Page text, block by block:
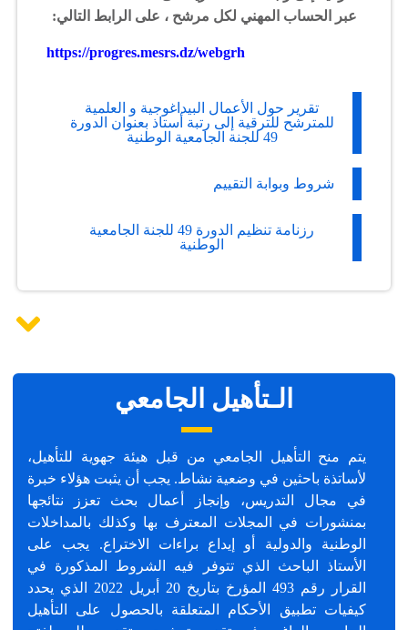
عبر الحساب المهني لكل مرشح ، على الرابط التالي:
https://progres.mesrs.dz/webgrh
تقرير حول الأعمال البيداغوجية و العلمية
للمترشح للترقية إلى رتبة أستاذ بعنوان الدورة
49 للجنة الجامعية الوطنية
شروط وبوابة التقييم
رزنامة تنظيم الدورة 49 للجنة الجامعية
الوطنية
الـتأهيل الجامعي
يتم منح التأهيل الجامعي من قبل هيئة جهوية للتأهيل،
لأساتذة باحثين في وضعية نشاط. يجب أن يثبت هؤلاء خبرة
في مجال التدريس، وإنجاز أعمال بحث تعزز نتائجها
بمنشورات في المجلات المعترف بها وكذلك بالمداخلات
الوطنية والدولية أو إيداع براءات الاختراع. يجب على
الأستاذ الباحث الذي تتوفر فيه الشروط المذكورة في
القرار رقم 493 المؤرخ بتاريخ 20 أبريل 2022 الذي يحدد
كيفيات تطبيق الأحكام المتعلقة بالحصول على التأهيل